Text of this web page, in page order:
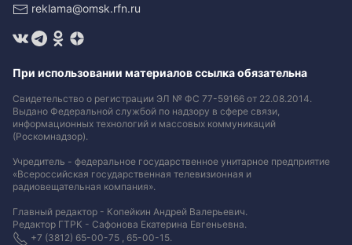
reklama@omsk.rfn.ru
При использовании материалов ссылка обязательна
Свидетельство о регистрации ЭЛ № ФС 77-59166 от 22.08.2014.
Выдано Федеральной службой по надзору в сфере связи,
информационных технологий и массовых коммуникаций
(Роскомнадзор).
Учредитель - федеральное государственное унитарное предприятие
«Всероссийская государственная телевизионная и
радиовещательная компания».
Главный редактор - Копейкин Андрей Валерьевич.
Редактор ГТРК - Сафонова Екатерина Евгеньевна.
+7 (3812) 65-00-75 , 65-00-15.